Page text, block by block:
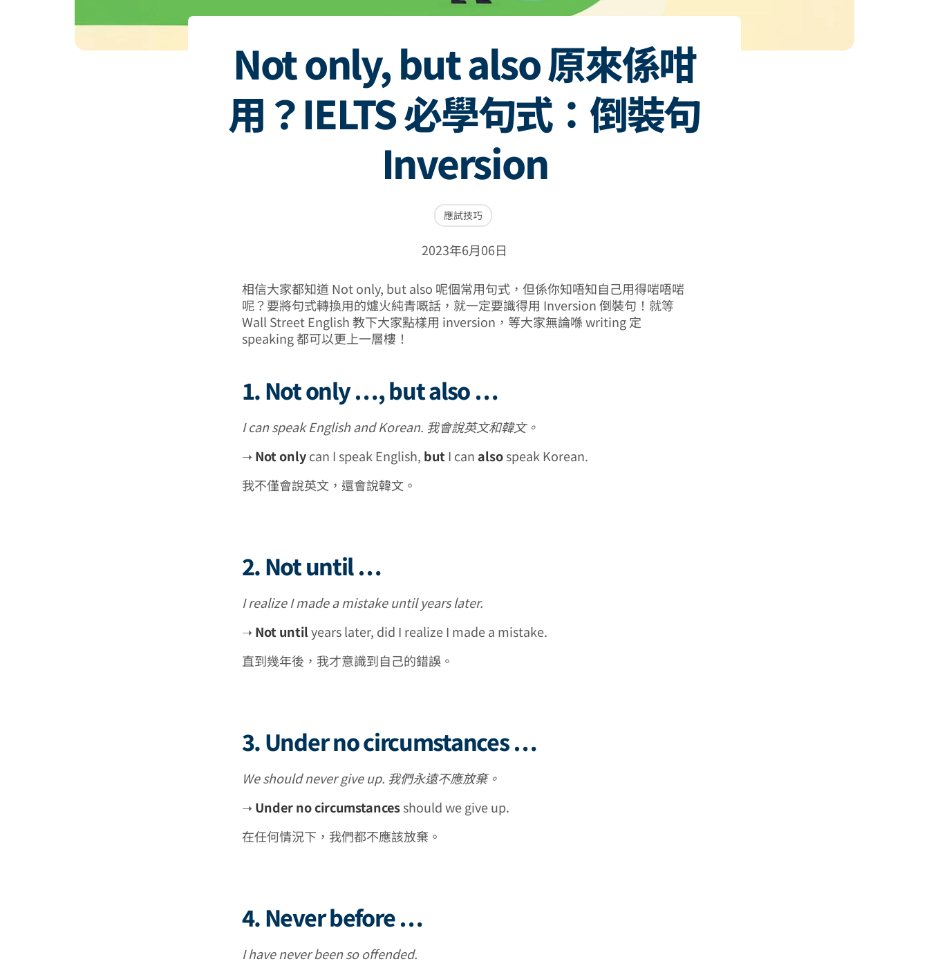
Not only, but also 原來係咁
用？IELTS 必學句式：倒裝句
Inversion
應試技巧
2023年6月06日
相信大家都知道 Not only, but also 呢個常用句式，但係你知唔知自己用得啱唔啱
呢？要將句式轉換用的爐火純青嘅話，就一定要識得用 Inversion 倒裝句！就等
Wall Street English 教下大家點樣用 inversion，等大家無論喺 writing 定
speaking 都可以更上一層樓！
1. Not only …, but also …
I can speak English and Korean. 我會說英文和韓文。
➝ Not onlycan I speak English, but I can alsospeak Korean.
我不僅會說英文，還會說韓文。
2. Not until …
I realize I made a mistake until years later.
➝ Not untilyears later, did I realize I made a mistake.
直到幾年後，我才意識到自己的錯誤。
3. Under no circumstances …
We should never give up. 我們永遠不應放棄。
➝ Under no circumstancesshould we give up.
在任何情況下，我們都不應該放棄。
4. Never before …
I have never been so offended.